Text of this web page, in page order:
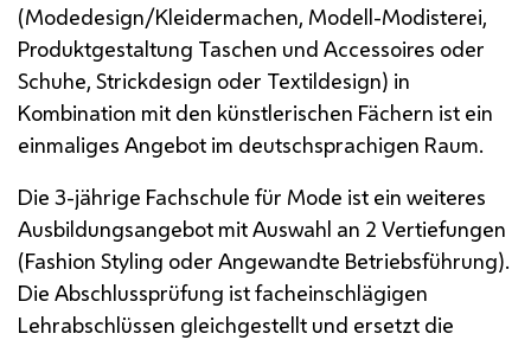
(Modedesign/Kleidermachen, Modell-Modisterei,
Produktgestaltung Taschen und Accessoires oder
Schuhe, Strickdesign oder Textildesign) in
Kombination mit den künstlerischen Fächern ist ein
einmaliges Angebot im deutschsprachigen Raum.
Die 3-jährige Fachschule für Mode ist ein weiteres
Ausbildungsangebot mit Auswahl an 2 Vertiefungen
(Fashion Styling oder Angewandte Betriebsführung).
Die Abschlussprüfung ist facheinschlägigen
Lehrabschlüssen gleichgestellt und ersetzt die